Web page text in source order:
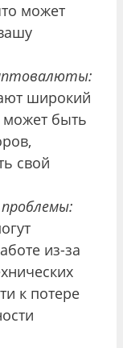
может
широкий
может быть
свой
из-за
к потере